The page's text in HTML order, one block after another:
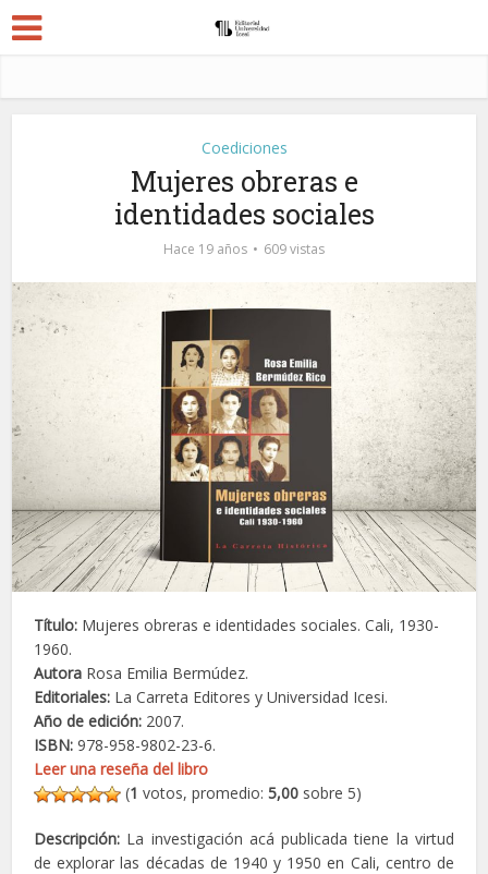
Coediciones
Mujeres obreras e
identidades sociales
Hace 19 años 609 vistas
Título: Mujeres obreras e identidades sociales. Cali, 1930-
1960.
Autora Rosa Emilia Bermúdez.
Editoriales: La Carreta Editores y Universidad Icesi.
Año de edición: 2007.
ISBN: 978-958-9802-23-6.
Leer una reseña del libro
(1 votos, promedio:5,00 sobre 5)
Descripción: La investigación acá publicada tiene la virtud
de explorar las décadas de 1940 y 1950 en Cali, centro de